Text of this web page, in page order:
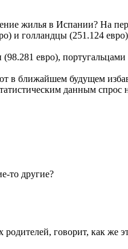
жилья в Испании? На
и голландцы (251.124
евро),
в ближайшем будущем
данным спрос
то другие?
говорит, как